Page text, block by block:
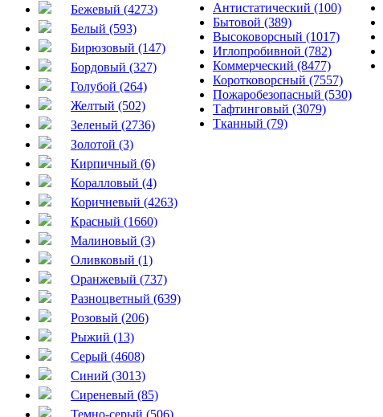
Бежевый (4273)
Белый (593)
Бирюзовый (147)
Бордовый (327)
Голубой (264)
Желтый (502)
Зеленый (2736)
Золотой (3)
Кирпичный (6)
Коралловый (4)
Коричневый (4263)
Красный (1660)
Малиновый (3)
Оливковый (1)
Оранжевый (737)
Разноцветный (639)
Розовый (206)
Рыжий (13)
Серый (4608)
Синий (3013)
Сиреневый (85)
Антистатический (100)
Бытовой (389)
Высоковорсный (1017)
Иглопробивной (782)
Коммерческий (8477)
Коротковорсный (7557)
Пожаробезопасный (530)
Тафтинговый (3079)
Тканный (79)